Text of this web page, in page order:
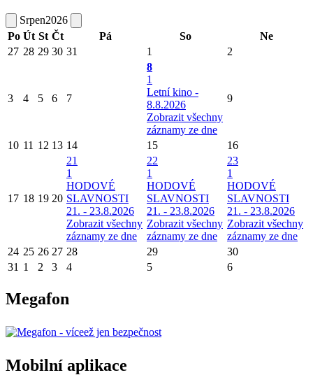
Srpen2026
Po Út St Čt Pá So
Ne
27 28 29 30 31 1 2
3 4 5 6 7
8
1
Letní kino -
8.8.2026
Zobrazit všechny
záznamy ze dne
9
10 11 12 13 14 15 16
17 18 19 20
21
1
HODOVÉ
SLAVNOSTI
21. - 23.8.2026
Zobrazit všechny
záznamy ze dne
22
1
HODOVÉ
SLAVNOSTI
21. - 23.8.2026
Zobrazit všechny
záznamy ze dne
23
1
HODOVÉ
SLAVNOSTI
21. - 23.8.2026
Zobrazit všechny
záznamy ze dne
24 25 26 27 28 29
30
31 1 2 3 4 5 6
Megafon
Mobilní aplikace